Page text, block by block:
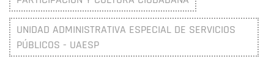
UNIDAD ADMINISTRATIVA ESPECIAL DE SERVICIOS
PÚBLICOS - UAESP